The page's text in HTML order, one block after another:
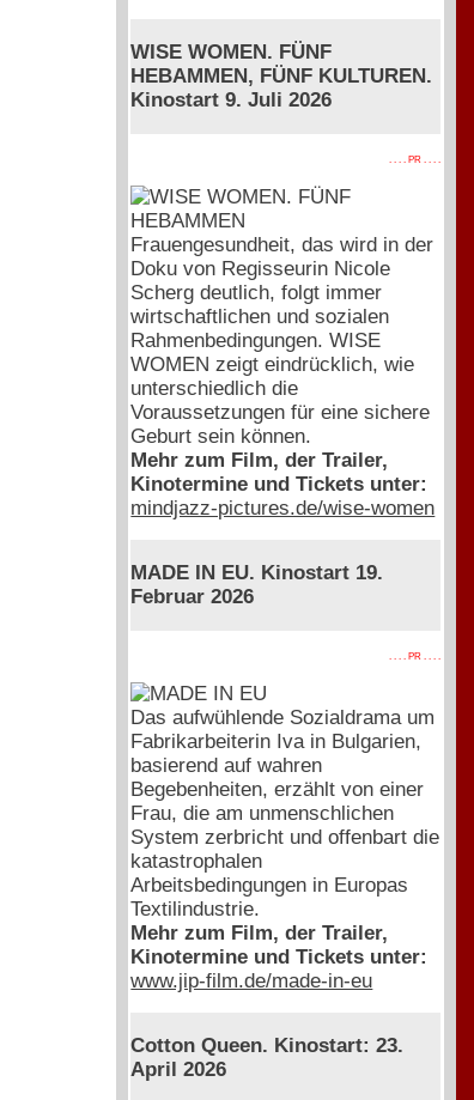
WISE WOMEN. FÜNF
HEBAMMEN, FÜNF KULTUREN.
Kinostart 9. Juli 2026
. . . . PR . . . .
Frauengesundheit, das wird in der
Doku von Regisseurin Nicole
Scherg deutlich, folgt immer
wirtschaftlichen und sozialen
Rahmenbedingungen. WISE
WOMEN zeigt eindrücklich, wie
unterschiedlich die
Voraussetzungen für eine sichere
Geburt sein können.
Mehr zum Film, der Trailer,
Kinotermine und Tickets unter:
mindjazz-pictures.de/wise-women
MADE IN EU. Kinostart 19.
Februar 2026
. . . . PR . . . .
Das aufwühlende Sozialdrama um
Fabrikarbeiterin Iva in Bulgarien,
basierend auf wahren
Begebenheiten, erzählt von einer
Frau, die am unmenschlichen
System zerbricht und offenbart die
katastrophalen
Arbeitsbedingungen in Europas
Textilindustrie.
Mehr zum Film, der Trailer,
Kinotermine und Tickets unter:
www.jip-film.de/made-in-eu
Cotton Queen. Kinostart: 23.
April 2026